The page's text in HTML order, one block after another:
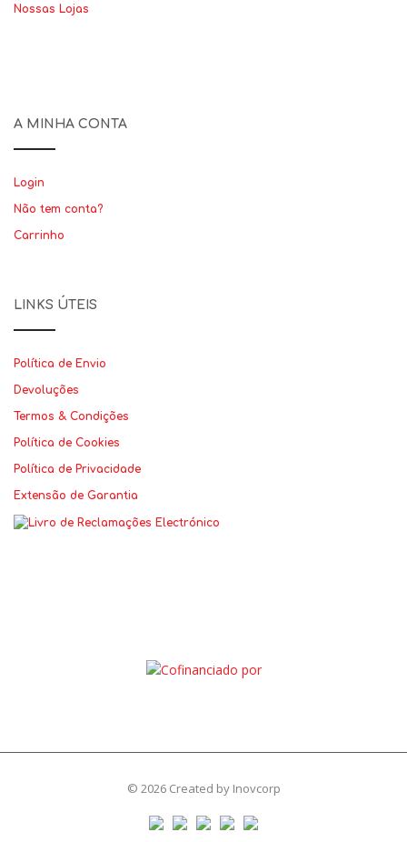
Nossas Lojas
A MINHA CONTA
Login
Não tem conta?
Carrinho
LINKS ÚTEIS
Política de Envio
Devoluções
Termos & Condições
Política de Cookies
Política de Privacidade
Extensão de Garantia
© 2026 Created by Inovcorp